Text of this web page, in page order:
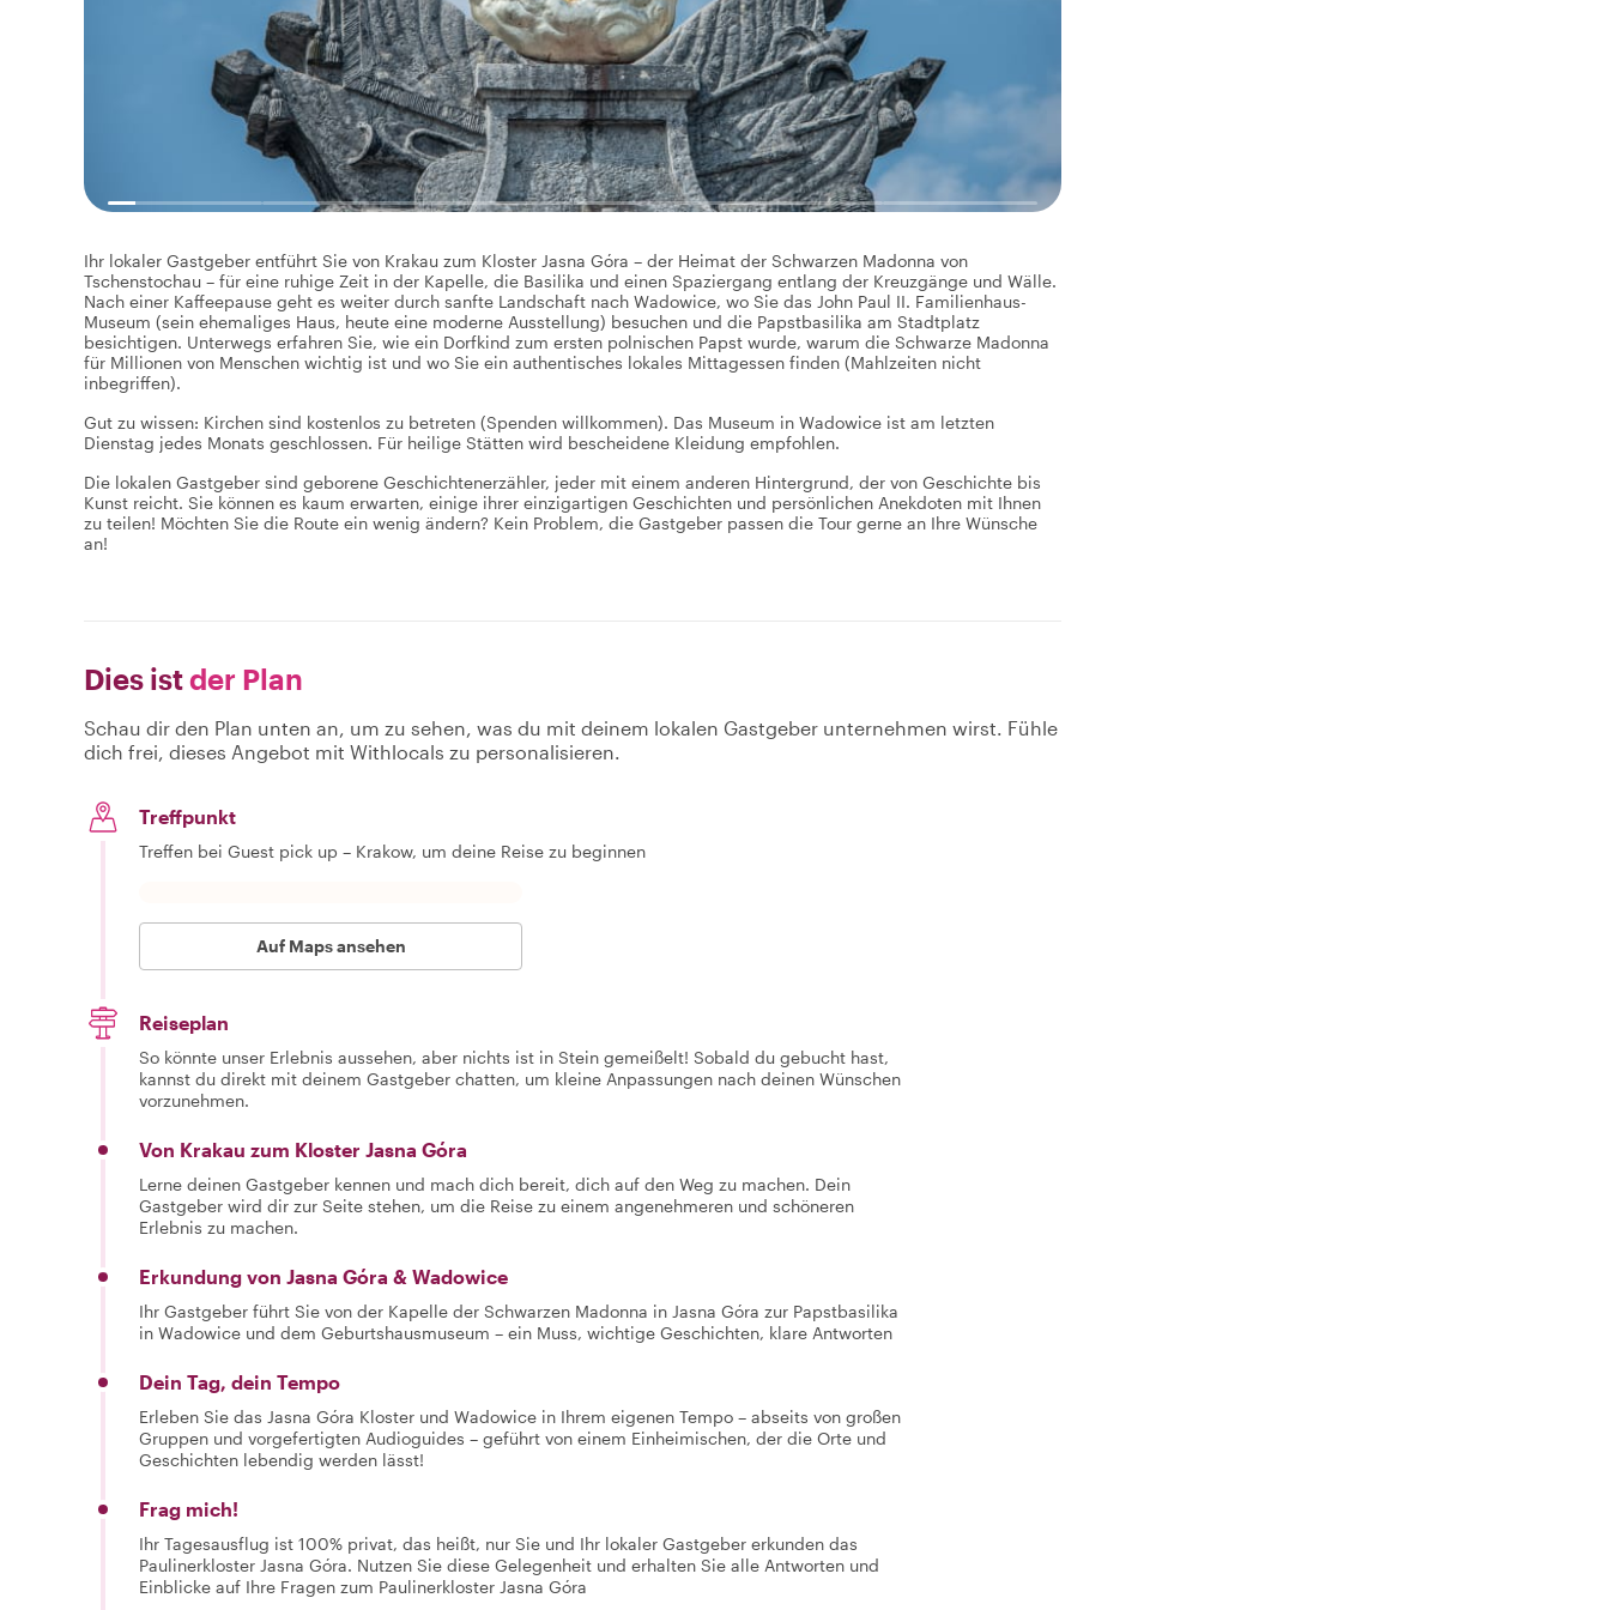
Ihr lokaler Gastgeber entführt Sie von Krakau zum Kloster Jasna Góra – der Heimat der Schwarzen Madonna von
Tschenstochau – für eine ruhige Zeit in der Kapelle, die Basilika und einen Spaziergang entlang der Kreuzgänge und Wälle.
Nach einer Kaffeepause geht es weiter durch sanfte Landschaft nach Wadowice, wo Sie das John Paul II. Familienhaus-
Museum (sein ehemaliges Haus, heute eine moderne Ausstellung) besuchen und die Papstbasilika am Stadtplatz
besichtigen. Unterwegs erfahren Sie, wie ein Dorfkind zum ersten polnischen Papst wurde, warum die Schwarze Madonna
für Millionen von Menschen wichtig ist und wo Sie ein authentisches lokales Mittagessen finden (Mahlzeiten nicht
inbegriffen).
Gut zu wissen: Kirchen sind kostenlos zu betreten (Spenden willkommen). Das Museum in Wadowice ist am letzten
Dienstag jedes Monats geschlossen. Für heilige Stätten wird bescheidene Kleidung empfohlen.
Die lokalen Gastgeber sind geborene Geschichtenerzähler, jeder mit einem anderen Hintergrund, der von Geschichte bis
Kunst reicht. Sie können es kaum erwarten, einige ihrer einzigartigen Geschichten und persönlichen Anekdoten mit Ihnen
zu teilen! Möchten Sie die Route ein wenig ändern? Kein Problem, die Gastgeber passen die Tour gerne an Ihre Wünsche
an!
Dies istder Plan
Schau dir den Plan unten an, um zu sehen, was du mit deinem lokalen Gastgeber unternehmen wirst. Fühle
dich frei, dieses Angebot mit Withlocals zu personalisieren.
Treffpunkt
Treffen bei Guest pick up – Krakow, um deine Reise zu beginnen
Auf Maps ansehen
Reiseplan
So könnte unser Erlebnis aussehen, aber nichts ist in Stein gemeißelt! Sobald du gebucht hast,
kannst du direkt mit deinem Gastgeber chatten, um kleine Anpassungen nach deinen Wünschen
vorzunehmen.
Von Krakau zum Kloster Jasna Góra
Lerne deinen Gastgeber kennen und mach dich bereit, dich auf den Weg zu machen. Dein
Gastgeber wird dir zur Seite stehen, um die Reise zu einem angenehmeren und schöneren
Erlebnis zu machen.
Erkundung von Jasna Góra & Wadowice
Ihr Gastgeber führt Sie von der Kapelle der Schwarzen Madonna in Jasna Góra zur Papstbasilika
in Wadowice und dem Geburtshausmuseum – ein Muss, wichtige Geschichten, klare Antworten
Dein Tag, dein Tempo
Erleben Sie das Jasna Góra Kloster und Wadowice in Ihrem eigenen Tempo – abseits von großen
Gruppen und vorgefertigten Audioguides – geführt von einem Einheimischen, der die Orte und
Geschichten lebendig werden lässt!
Frag mich!
Ihr Tagesausflug ist 100% privat, das heißt, nur Sie und Ihr lokaler Gastgeber erkunden das
Paulinerkloster Jasna Góra. Nutzen Sie diese Gelegenheit und erhalten Sie alle Antworten und
Einblicke auf Ihre Fragen zum Paulinerkloster Jasna Góra